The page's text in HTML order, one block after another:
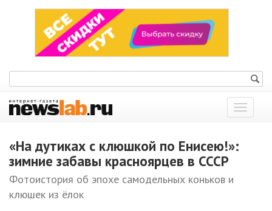
Показать
меню
«На дутиках с клюшкой по Енисею!»:
зимние забавы красноярцев в СССР
Фотоистория об эпохе самодельных коньков и
клюшек из ёлок